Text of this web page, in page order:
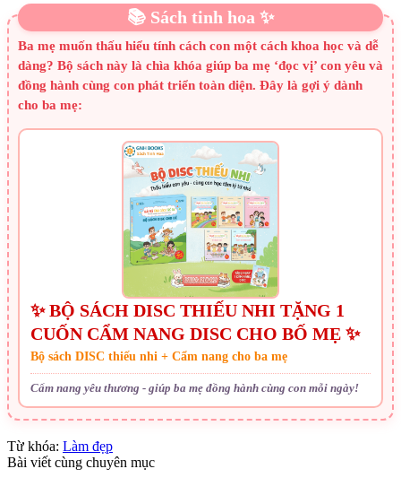
📚 Sách tinh hoa ✨
Ba mẹ muốn thấu hiểu tính cách con một cách khoa học và dễ
dàng? Bộ sách này là chìa khóa giúp ba mẹ ‘đọc vị’ con yêu và
đồng hành cùng con phát triển toàn diện. Đây là gợi ý dành
cho ba mẹ:
✨ BỘ SÁCH DISC THIẾU NHI TẶNG 1
CUỐN CẨM NANG DISC CHO BỐ MẸ ✨
Bộ sách DISC thiếu nhi + Cẩm nang cho ba mẹ
Cẩm nang yêu thương - giúp ba mẹ đồng hành cùng con mỗi ngày!
Từ khóa: Làm đẹp
Bài viết cùng chuyên mục